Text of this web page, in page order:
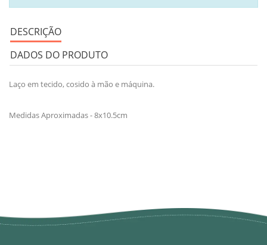
DESCRIÇÃO
DADOS DO PRODUTO
Laço em tecido, cosido à mão e máquina.
Medidas Aproximadas - 8x10.5cm